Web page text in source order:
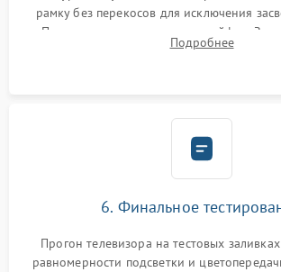
рамку без перекосов для исключения
Подключение внутренних шлейфов.
Сброс настроек и обновление
Подробнее
6. Финальное
Прогон телевизора на тестовых
равномерности подсветки и